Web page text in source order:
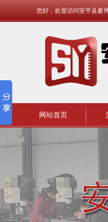
您好，欢迎访问安平县夏
网站首页